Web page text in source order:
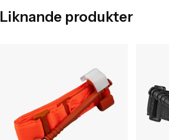
Liknande produkter